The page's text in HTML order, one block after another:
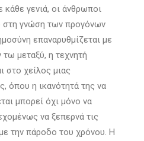
κάθε γενιά, οι άνθρωποι
στη γνώση των προγόνων
επαναρυθμίζεται με
μεταξύ, η τεχνητή
στο χείλος μιας
όπου η ικανότητά της να
μπορεί όχι μόνο να
να ξεπερνά τις
την πάροδο του χρόνου. Η